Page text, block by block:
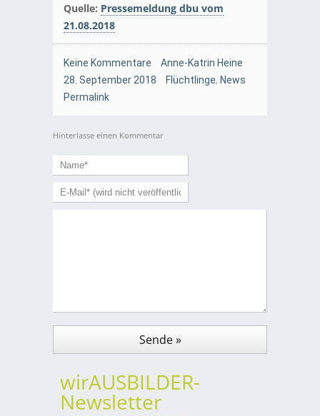
Quelle: Pressemeldung dbu vom
21.08.2018
Keine Kommentare
Anne-Katrin Heine
28. September 2018
Flüchtlinge, News
Permalink
Hinterlasse einen Kommentar
wirAUSBILDER-
Newsletter